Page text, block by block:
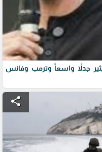
جدلاً واسعاً وترمب وفانس
share